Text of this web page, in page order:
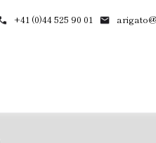
+41 (0)44 525 90 01